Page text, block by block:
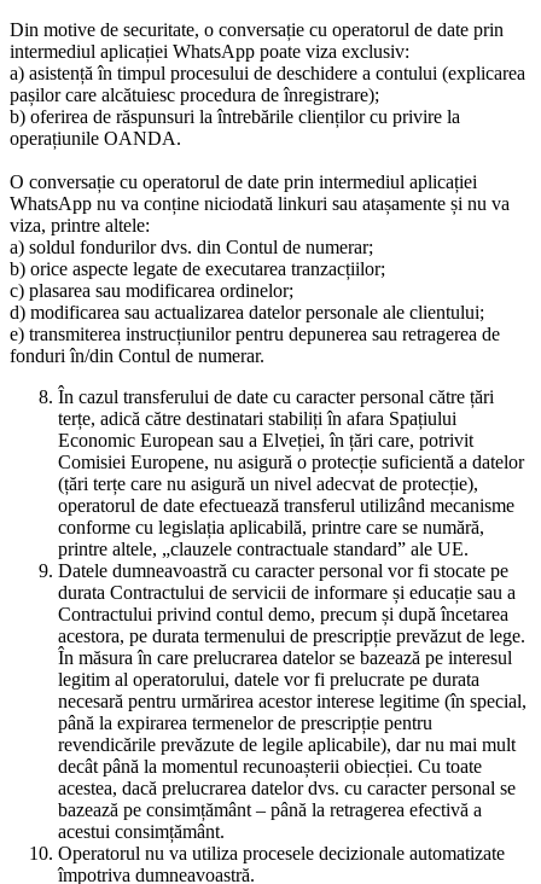
Din motive de securitate, o conversație cu operatorul de date prin
intermediul aplicației WhatsApp poate viza exclusiv:
a) asistență în timpul procesului de deschidere a contului (explicarea
pașilor care alcătuiesc procedura de înregistrare);
b) oferirea de răspunsuri la întrebările clienților cu privire la
operațiunile OANDA.
O conversație cu operatorul de date prin intermediul aplicației
WhatsApp nu va conține niciodată linkuri sau atașamente și nu va
viza, printre altele:
a) soldul fondurilor dvs. din Contul de numerar;
b) orice aspecte legate de executarea tranzacțiilor;
c) plasarea sau modificarea ordinelor;
d) modificarea sau actualizarea datelor personale ale clientului;
e) transmiterea instrucțiunilor pentru depunerea sau retragerea de
fonduri în/din Contul de numerar.
În cazul transferului de date cu caracter personal către țări
terțe, adică către destinatari stabiliți în afara Spațiului
Economic European sau a Elveției, în țări care, potrivit
Comisiei Europene, nu asigură o protecție suficientă a datelor
(țări terțe care nu asigură un nivel adecvat de protecție),
operatorul de date efectuează transferul utilizând mecanisme
conforme cu legislația aplicabilă, printre care se numără,
printre altele, „clauzele contractuale standard” ale UE.
Datele dumneavoastră cu caracter personal vor fi stocate pe
durata Contractului de servicii de informare și educație sau a
Contractului privind contul demo, precum și după încetarea
acestora, pe durata termenului de prescripție prevăzut de lege.
În măsura în care prelucrarea datelor se bazează pe interesul
legitim al operatorului, datele vor fi prelucrate pe durata
necesară pentru urmărirea acestor interese legitime (în special,
până la expirarea termenelor de prescripție pentru
revendicările prevăzute de legile aplicabile), dar nu mai mult
decât până la momentul recunoașterii obiecției. Cu toate
acestea, dacă prelucrarea datelor dvs. cu caracter personal se
bazează pe consimțământ – până la retragerea efectivă a
acestui consimțământ.
Operatorul nu va utiliza procesele decizionale automatizate
împotriva dumneavoastră.